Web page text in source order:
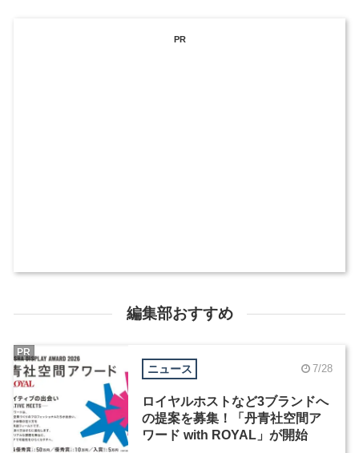
PR
編集部おすすめ
ニュース 7/28
ロイヤルホストなど3ブランドへ
の提案を募集！「丹青社空間ア
ワード with ROYAL」が開始
PR